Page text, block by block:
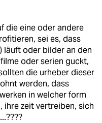
die eine oder andere
sei es, dass
läuft oder bilder an den
oder serien guckt,
die urheber dieser
werden, dass
in welcher form
ihre zeit vertreiben, sich